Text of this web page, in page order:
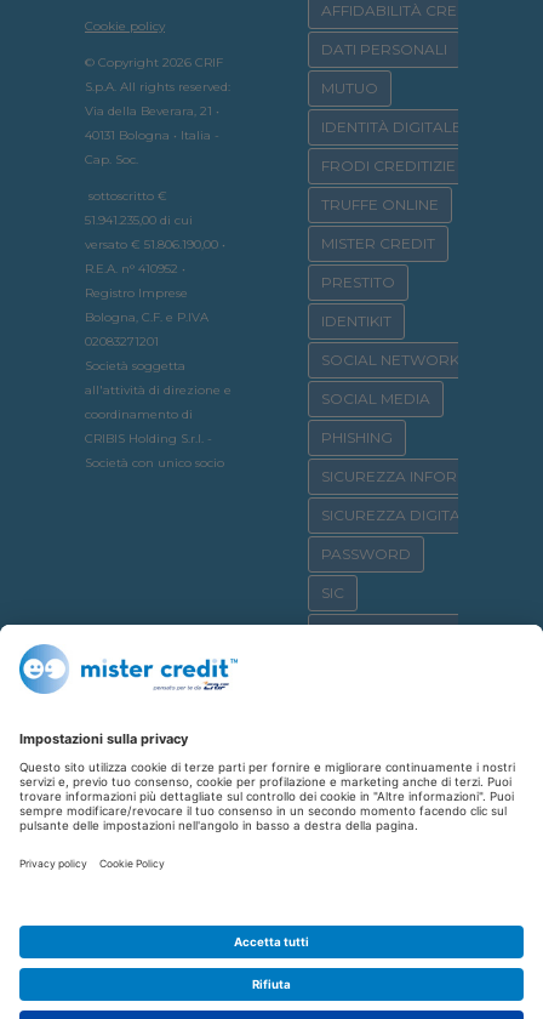
Cookie policy
© Copyright 2026 CRIF
S.p.A. All rights reserved:
Via della Beverara, 21 •
40131 Bologna • Italia -
Cap. Soc.
sottoscritto €
51.941.235,00 di cui
versato € 51.806.190,00 •
R.E.A. n° 410952 •
Registro Imprese
Bologna, C.F. e P.IVA
02083271201
Società soggetta
all'attività di direzione e
coordinamento di
CRIBIS Holding S.r.l. -
Società con unico socio
AFFIDABILITÀ CREDITIZIA
DATI PERSONALI
MUTUO
IDENTITÀ DIGITALE
FRODI CREDITIZIE
TRUFFE ONLINE
MISTER CREDIT
PRESTITO
IDENTIKIT
SOCIAL NETWORK
SOCIAL MEDIA
PHISHING
SICUREZZA INFORMATICA
SICUREZZA DIGITALE
PASSWORD
SIC
CREDITO AL CONSUMO
SHOPPING